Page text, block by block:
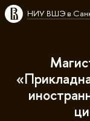
НИУ ВШЭ в